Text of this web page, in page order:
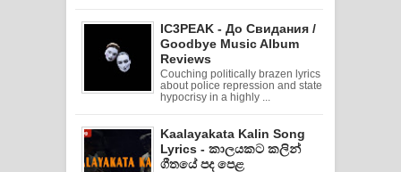
IC3PEAK - До Свидания /
Goodbye Music Album
Reviews
Couching politically brazen lyrics
about police repression and state
hypocrisy in a highly ...
Kaalayakata Kalin Song
Lyrics - කාලයකට කලින්
ගීතයේ පද පෙළ